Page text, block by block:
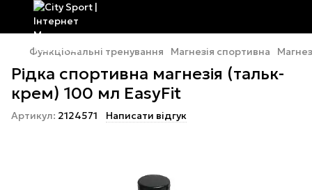
Функціональні тренування Магнезія спортивна
Рідка спортивна магнезія (тальк-
крем) 100 мл EasyFit
Артикул: 2124571 Написати відгук